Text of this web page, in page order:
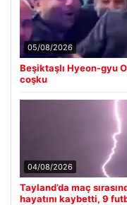
05/08/2026
Beşiktaşlı Hyeon-gyu
coşku
04/08/2026
Tayland’da maç
hayatını kaybetti, 9